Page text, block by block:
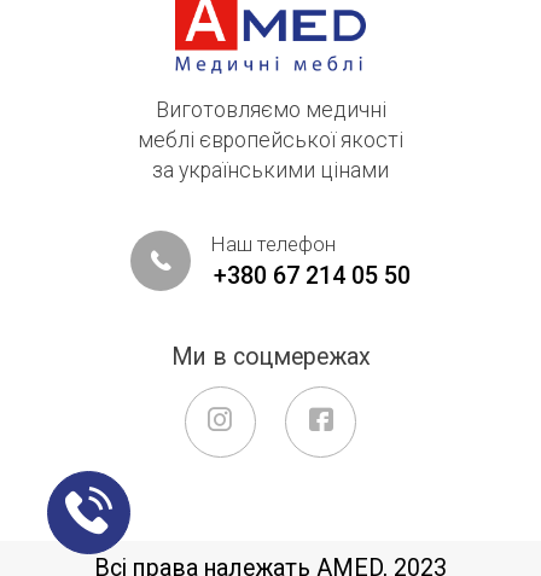
Виготовляємо медичні
меблі європейської якості
за українськими цінами
Наш телефон
+380 67 214 05 50
Ми в соцмережах
Всі права належать AMED, 2023